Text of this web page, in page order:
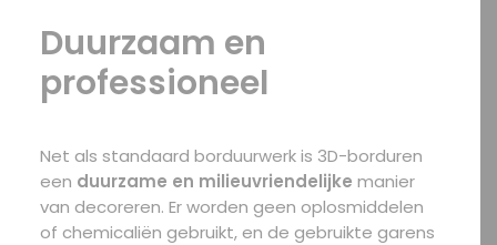
Duurzaam en
professioneel
Net als standaard borduurwerk is 3D-borduren
een duurzame en milieuvriendelijke manier
van decoreren. Er worden geen oplosmiddelen
of chemicaliën gebruikt, en de gebruikte garens